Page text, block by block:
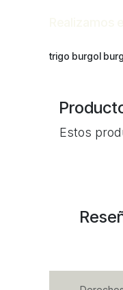
trigo burgol
Estos